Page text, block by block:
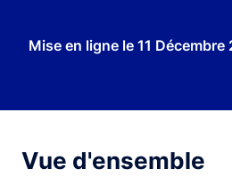
Mise en ligne le 11 Décembre
Vue d'ensemble